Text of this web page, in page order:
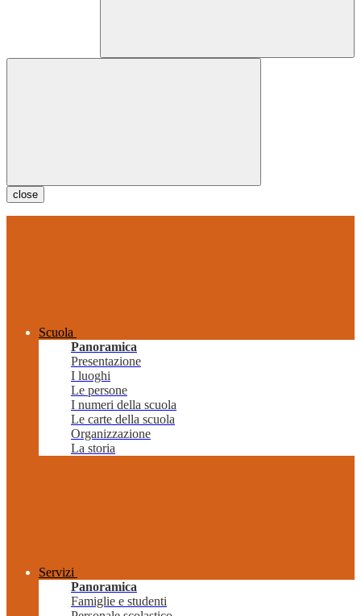
close
Scuola
Panoramica
Presentazione
I luoghi
Le persone
I numeri della scuola
Le carte della scuola
Organizzazione
La storia
Servizi
Panoramica
Famiglie e studenti